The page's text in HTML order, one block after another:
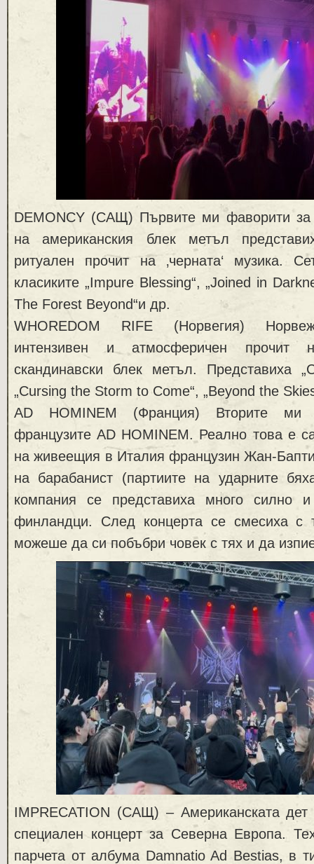
DEMONCY (САЩ) Първите ми фаворити за
на американския блек метъл
ритуален прочит на ‚черната‘ музика.
класиките „Impure Blessing“, „Joined in
The Forest Beyond“и др.
WHOREDOM RIFE (Норвегия)
интензивен и атмосферичен прочит
скандинавски блек метъл. Представиха
„Cursing the Storm to Come“, „Beyond the
AD HOMINEM (Франция) Вторите ми
французите AD HOMINEM. Реално това е
на живеещия в Италия французин Жан-
на барабанист (партиите на ударните
компания се представиха много силно и
финландци. След концерта се смесиха с
можеше да си побъбри човек с тях и да
IMPRECATION (САЩ) – Американската дет
специален концерт за Северна Европа.
парчета от албума Damnatio Ad Bestias, в